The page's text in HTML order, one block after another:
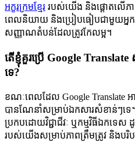
អក្ខរក្រមខ្មែរ របស់យើង និងផ្តោតលើភ
ពេលនិយាយ និងប្រៀបធៀបជាមួយអ្ន
សញ្ញាណតំបន់ដែលត្រូវកែលម្អ។
តើខ្ញុំគួរប្រើ Google
ទេ?
ខណៈពេលដែល Google Translate អ
បានណែនាំសម្រាប់ឯកសារសំខាន់ៗទេ។
ប្រកបដោយវិជ្ជាជីវៈ ឬកម្មវិធីឯកទេស
របស់យើងសម្រាប់ភាពត្រឹមត្រូវ និងបរិប